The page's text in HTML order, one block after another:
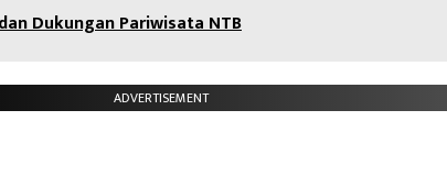
Dukungan Pariwisata NTB
ADVERTISEMENT